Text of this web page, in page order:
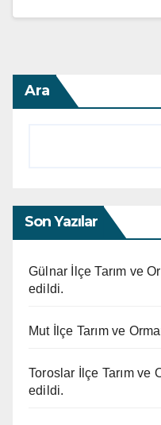
Ara
Son Yazılar
Gülnar İlçe Tarım ve
edildi.
Mut İlçe Tarım ve
Toroslar İlçe Tarım ve
edildi.